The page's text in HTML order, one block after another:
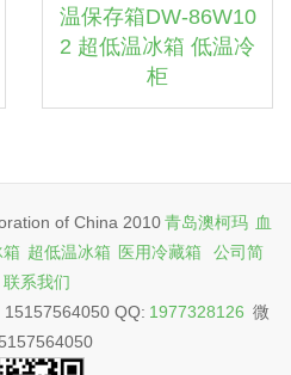
温保存箱DW-86W10
2 超低温冰箱 低温冷
柜
of China 2010 青岛澳柯玛 血
箱 超低温冰箱 医用冷藏箱
公司简
联系我们
QQ: 1977328126 微